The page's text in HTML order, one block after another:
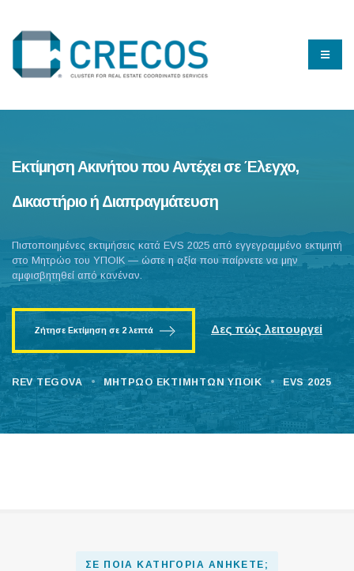
Εκτίμηση Ακινήτου που Αντέχει σε Έλεγχο,
Δικαστήριο ή Διαπραγμάτευση
Πιστοποιημένες εκτιμήσεις κατά EVS 2025 από εγγεγραμμένο εκτιμητή
στο Μητρώο του ΥΠΟΙΚ — ώστε η αξία που παίρνετε να μην
αμφισβητηθεί από κανέναν.
Ζήτησε Εκτίμηση σε 2 λεπτά Δες πώς λειτουργεί
REV TEGOVA • ΜΗΤΡΏΟ ΕΚΤΙΜΗΤΏΝ ΥΠΟΙΚ • EVS 2025
ΣΕ ΠΟΙΑ ΚΑΤΗΓΟΡΊΑ ΑΝΉΚΕΤΕ;